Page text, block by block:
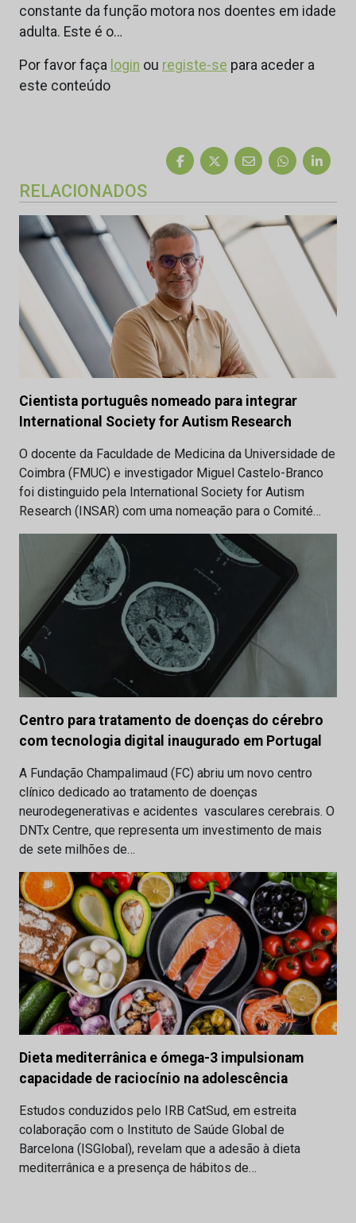
constante da função motora nos doentes em idade
adulta. Este é o…
Por favor faça login ou registe-se para aceder a
este conteúdo
RELACIONADOS
Cientista português nomeado para integrar
International Society for Autism Research
O docente da Faculdade de Medicina da Universidade de
Coimbra (FMUC) e investigador Miguel Castelo-Branco
foi distinguido pela International Society for Autism
Research (INSAR) com uma nomeação para o Comité…
Centro para tratamento de doenças do cérebro
com tecnologia digital inaugurado em Portugal
A Fundação Champalimaud (FC) abriu um novo centro
clínico dedicado ao tratamento de doenças
neurodegenerativas e acidentes vasculares cerebrais. O
DNTx Centre, que representa um investimento de mais
de sete milhões de…
Dieta mediterrânica e ómega-3 impulsionam
capacidade de raciocínio na adolescência
Estudos conduzidos pelo IRB CatSud, em estreita
colaboração com o Instituto de Saúde Global de
Barcelona (ISGlobal), revelam que a adesão à dieta
mediterrânica e a presença de hábitos de…